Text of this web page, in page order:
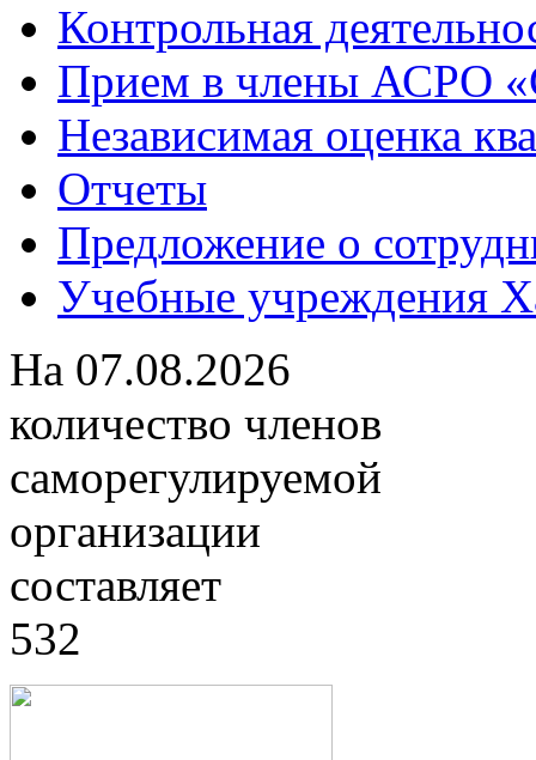
Контрольная
Прием в члены АСРО
Независимая оценка
Отчеты
Предложение о
Учебные учреждения
На 07.08.2026
количество членов
саморегулируемой
организации
составляет
532